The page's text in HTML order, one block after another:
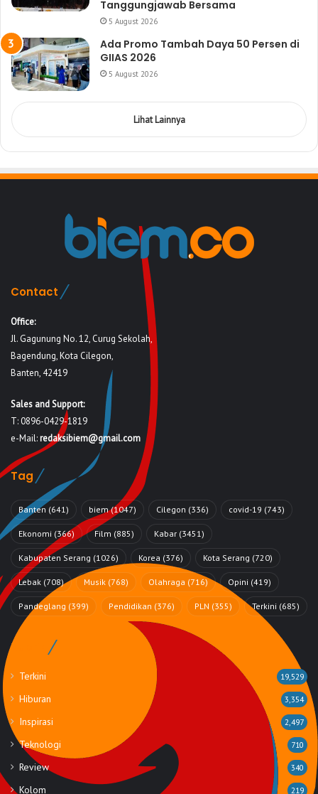
Tanggungjawab Bersama
5 August 2026
Ada Promo Tambah Daya 50 Persen di
GIIAS 2026
5 August 2026
Lihat Lainnya
Contact
Office:
Jl. Gagunung No. 12, Curug Sekolah,
Bagendung, Kota Cilegon,
Banten, 42419
Sales and Support:
T: 0896-0429-1819
e-Mail:redaksibiem@gmail.com
Tag
Banten (641) biem(1047) Cilegon (336) covid-19 (743)
Ekonomi (366) Film (885) Kabar (3451)
Kabupaten Serang (1026) Korea (376) Kota Serang (720)
Lebak (708) Musik (768) Olahraga (716) Opini (419)
Pandeglang (399) Pendidikan (376) PLN (355) Terkini (685)
Rubrik
Terkini 19,529
Hiburan 3,354
Inspirasi 2,497
Teknologi 710
Review 340
Kolom 219